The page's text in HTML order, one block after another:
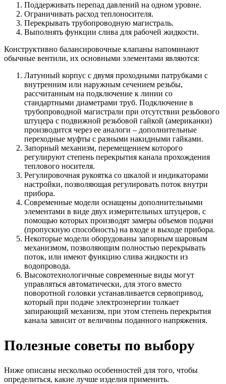
Поддерживать перепад давлений на одном уровне.
Ограничивать расход теплоносителя.
Перекрывать трубопроводную магистраль.
Выполнять функции слива для рабочей жидкости.
Конструктивно балансировочные клапаны напоминают
обычные вентили, их основными элементами являются:
Латунный корпус с двумя проходными патрубками с
внутренним или наружным сечением резьбы,
рассчитанным на подключение к линии со
стандартными диаметрами труб. Подключение в
трубопроводной магистрали при отсутствии резьбового
штуцера с подвижной резьбовой гайкой (американки)
производится через ее аналоги – дополнительные
переходные муфты с разными накидными гайками.
Запорный механизм, перемещением которого
регулируют степень перекрытия канала прохождения
теплового носителя.
Регулировочная рукоятка со шкалой и индикаторами
настройки, позволяющая регулировать поток внутри
прибора.
Современные модели оснащены дополнительными
элементами в виде двух измерительных штуцеров, с
помощью которых производят замеры объемов подачи
(пропускную способность) на входе и выходе прибора.
Некоторые модели оборудованы запорным шаровым
механизмом, позволяющим полностью перекрывать
поток, или имеют функцию слива жидкости из
водопровода.
Высокотехнологичные современные виды могут
управляться автоматически, для этого вместо
поворотной головки устанавливается сервопривод,
который при подаче электроэнергии толкает
запирающий механизм, при этом степень перекрытия
канала зависит от величины поданного напряжения.
Полезные советы по выбору
Ниже описаны несколько особенностей для того, чтобы
определиться, какие лучше изделия применить.